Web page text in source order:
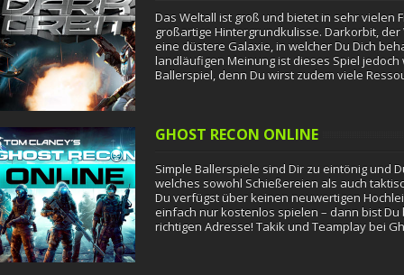
Das Weltall ist groß und bietet in sehr vielen
großartige Hintergrundkulisse. Darkorbit,
eine düstere Galaxie, in welcher Du Dich
landläufigen Meinung ist dieses Spiel
Ballerspiel, denn Du wirst zudem viele
GHOST RECON ONLINE
Simple Ballerspiele sind Dir zu eintönig und
welches sowohl Schießereien als auch
Du verfügst über keinen neuwertigen
einfach nur kostenlos spielen – dann bist
richtigen Adresse! Takik und Teamplay bei